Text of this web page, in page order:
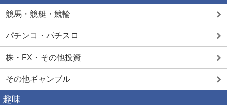
競馬・競艇・競輪
パチンコ・パチスロ
株・FX・その他投資
その他ギャンブル
趣味